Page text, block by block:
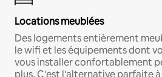
Locations meublées
Des logements entièrement
le wifi et les équipements dont
vous installer confortablement